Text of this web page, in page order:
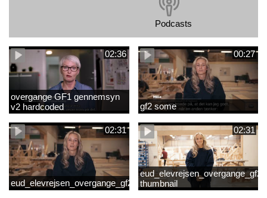
Podcasts
02:36
overgange GF1 gennemsyn
v2 hardcoded
00:27
gf2 some
02:31
eud_elevrejsen_overgange_gf2
02:31
thumbnail